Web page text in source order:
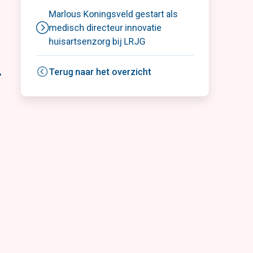
Marlous Koningsveld gestart als
medisch directeur innovatie
huisartsenzorg bij LRJG
Terug naar het overzicht